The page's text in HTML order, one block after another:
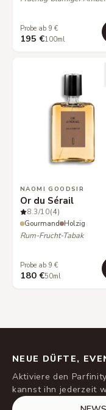
Probe ab 9 €
195 €100ml
NAOMI GOODSIR
Or du Sérail
8.3/10(4)
Gourmand Holzig
Rum-Frucht-Tabak
Probe ab 9 €
180 €50ml
NEUE DÜFTE,
Aktiviere den
kannst ihn jederzeit